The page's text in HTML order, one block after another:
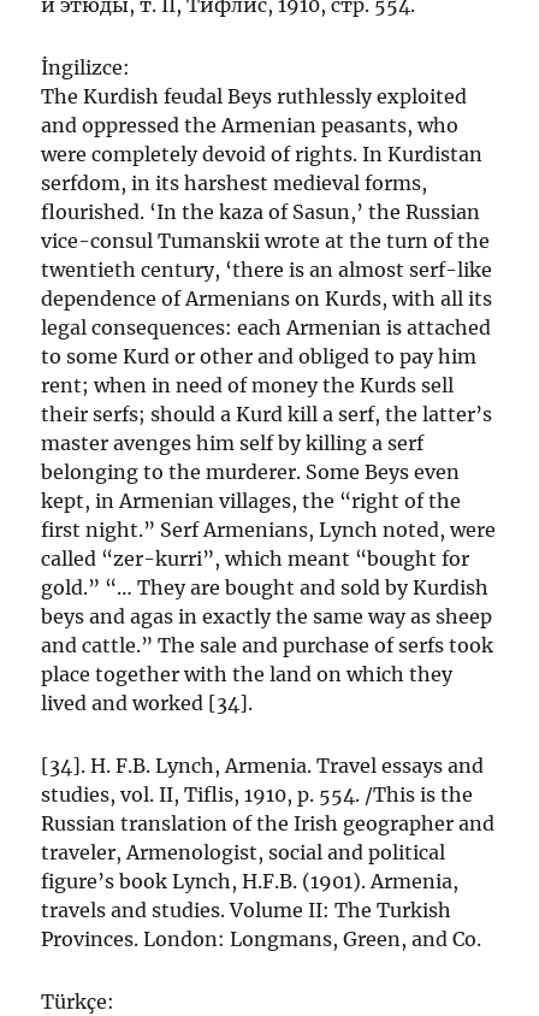
и этюды, т. II, Тифлис, 1910, стр. 554.
İngilizce:
The Kurdish feudal Beys ruthlessly exploited
and oppressed the Armenian peasants, who
were completely devoid of rights. In Kurdistan
serfdom, in its harshest medieval forms,
flourished. ‘In the kaza of Sasun,’ the Russian
vice-consul Tumanskii wrote at the turn of the
twentieth century, ‘there is an almost serf-like
dependence of Armenians on Kurds, with all its
legal consequences: each Armenian is attached
to some Kurd or other and obliged to pay him
rent; when in need of money the Kurds sell
their serfs; should a Kurd kill a serf, the latter’s
master avenges him self by killing a serf
belonging to the murderer. Some Beys even
kept, in Armenian villages, the “right of the
first night.” Serf Armenians, Lynch noted, were
called “zer-kurri”, which meant “bought for
gold.” “… They are bought and sold by Kurdish
beys and agas in exactly the same way as sheep
and cattle.” The sale and purchase of serfs took
place together with the land on which they
lived and worked [34].
[34]. H. F.B. Lynch, Armenia. Travel essays and
studies, vol. II, Tiflis, 1910, p. 554. /This is the
Russian translation of the Irish geographer and
traveler, Armenologist, social and political
figure’s book Lynch, H.F.B. (1901). Armenia,
travels and studies. Volume II: The Turkish
Provinces. London: Longmans, Green, and Co.
Türkçe: